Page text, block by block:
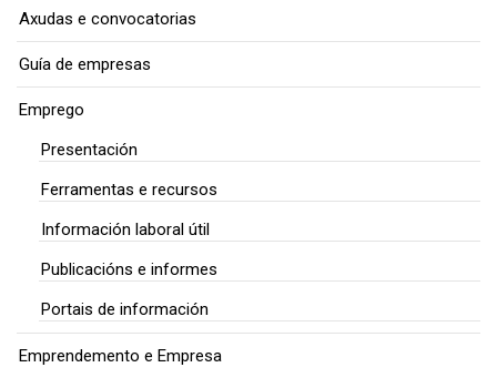
Axudas e convocatorias
Guía de empresas
Emprego
Presentación
Ferramentas e recursos
Información laboral útil
Publicacións e informes
Portais de información
Emprendemento e Empresa